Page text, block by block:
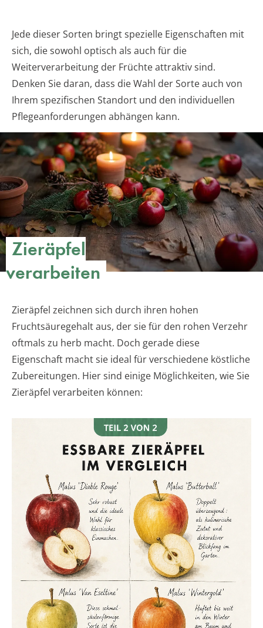
Jede dieser Sorten bringt spezielle Eigenschaften mit
sich, die sowohl optisch als auch für die
Weiterverarbeitung der Früchte attraktiv sind.
Denken Sie daran, dass die Wahl der Sorte auch von
Ihrem spezifischen Standort und den individuellen
Pflegeanforderungen abhängen kann.
Zieräpfel
verarbeiten
Zieräpfel zeichnen sich durch ihren hohen
Fruchtsäuregehalt aus, der sie für den rohen Verzehr
oftmals zu herb macht. Doch gerade diese
Eigenschaft macht sie ideal für verschiedene köstliche
Zubereitungen. Hier sind einige Möglichkeiten, wie Sie
Zieräpfel verarbeiten können: